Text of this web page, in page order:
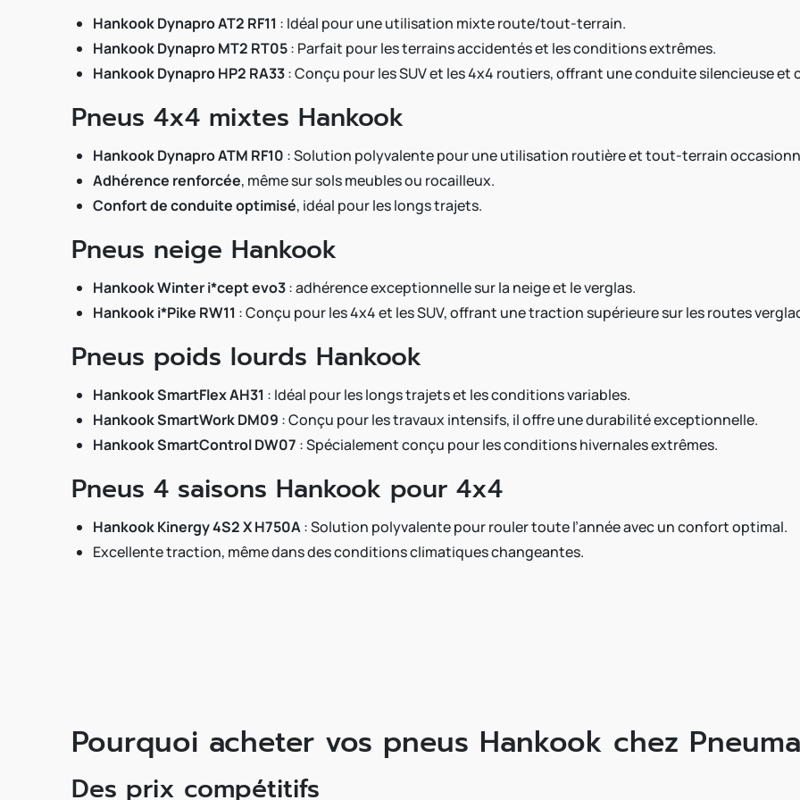
Hankook Dynapro AT2 RF11 : Idéal pour une utilisation mixte route/tout-terrain.
Hankook Dynapro MT2 RT05: Parfait pour les terrains accidentés et les conditions extrêmes.
Hankook Dynapro HP2 RA33: Conçu pour les SUV et les 4x4 routiers, offrant une conduite silencieuse et
Pneus 4x4 mixtes Hankook
Hankook Dynapro ATM RF10 : Solution polyvalente pour une utilisation routière et tout-terrain
Adhérence renforcée, même sur sols meubles ou rocailleux.
Confort de conduite optimisé, idéal pour les longs trajets.
Pneus neige Hankook
Hankook Winter i*cept evo3: adhérence exceptionnelle sur la neige et le verglas.
Hankook i*Pike RW11 : Conçu pour les 4x4 et les SUV, offrant une traction supérieure sur les routes
Pneus poids lourds Hankook
Hankook SmartFlex AH31 : Idéal pour les longs trajets et les conditions variables.
Hankook SmartWork DM09 : Conçu pour les travaux intensifs, il offre une durabilité exceptionnelle.
Hankook SmartControl DW07 : Spécialement conçu pour les conditions hivernales extrêmes.
Pneus 4 saisons Hankook pour 4x4
Hankook Kinergy 4S2 X H750A: Solution polyvalente pour rouler toute l’année avec un confort optimal.
Excellente traction, même dans des conditions climatiques changeantes.
Pourquoi acheter vos pneus Hankook chez
Des prix compétitifs